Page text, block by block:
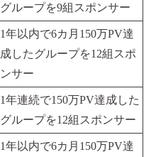
グループを9組スポンサー
1年以内で6カ月150万PV達
成したグループを12組スポ
ンサー
1年連続で150万PV達成した
グループを12組スポンサー
1年以内で6カ月150万PV達